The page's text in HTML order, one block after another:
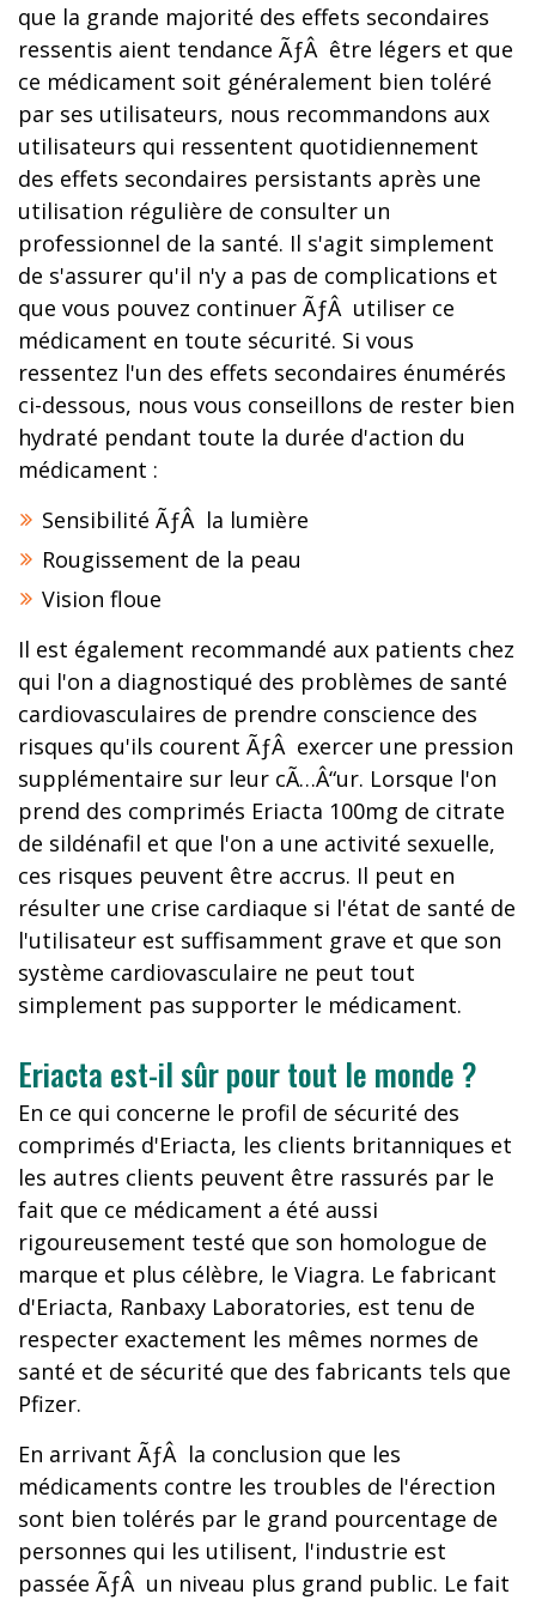
que la grande majorité des effets secondaires
ressentis aient tendance ÃƒÂ être légers et que
ce médicament soit généralement bien toléré
par ses utilisateurs, nous recommandons aux
utilisateurs qui ressentent quotidiennement
des effets secondaires persistants après une
utilisation régulière de consulter un
professionnel de la santé. Il s'agit simplement
de s'assurer qu'il n'y a pas de complications et
que vous pouvez continuer ÃƒÂ utiliser ce
médicament en toute sécurité. Si vous
ressentez l'un des effets secondaires énumérés
ci-dessous, nous vous conseillons de rester bien
hydraté pendant toute la durée d'action du
médicament :
Sensibilité ÃƒÂ la lumière
Rougissement de la peau
Vision floue
Il est également recommandé aux patients chez
qui l'on a diagnostiqué des problèmes de santé
cardiovasculaires de prendre conscience des
risques qu'ils courent ÃƒÂ exercer une pression
supplémentaire sur leur cÃ…Â“ur. Lorsque l'on
prend des comprimés Eriacta 100mg de citrate
de sildénafil et que l'on a une activité sexuelle,
ces risques peuvent être accrus. Il peut en
résulter une crise cardiaque si l'état de santé de
l'utilisateur est suffisamment grave et que son
système cardiovasculaire ne peut tout
simplement pas supporter le médicament.
Eriacta est-il sûr pour tout le monde ?
En ce qui concerne le profil de sécurité des
comprimés d'Eriacta, les clients britanniques et
les autres clients peuvent être rassurés par le
fait que ce médicament a été aussi
rigoureusement testé que son homologue de
marque et plus célèbre, le Viagra. Le fabricant
d'Eriacta, Ranbaxy Laboratories, est tenu de
respecter exactement les mêmes normes de
santé et de sécurité que des fabricants tels que
Pfizer.
En arrivant ÃƒÂ la conclusion que les
médicaments contre les troubles de l'érection
sont bien tolérés par le grand pourcentage de
personnes qui les utilisent, l'industrie est
passée ÃƒÂ un niveau plus grand public. Le fait